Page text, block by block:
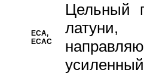
ECA,
ECAC
Цельный
латуни,